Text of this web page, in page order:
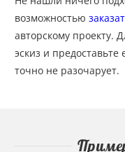
возможностью
авторскому проекту.
эскиз и предоставьте
точно не разочарует.